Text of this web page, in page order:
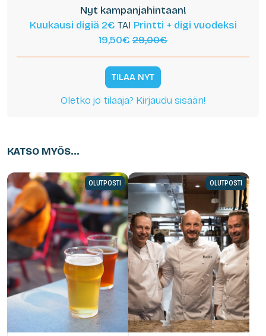
Nyt kampanjahintaan!
Kuukausi digiä 2€ TAI Printti + digi vuodeksi
19,50€ 29,00€
TILAA NYT
Oletko jo tilaaja? Kirjaudu sisään!
KATSO MYÖS...
OLUTPOSTI OLUTPOSTI